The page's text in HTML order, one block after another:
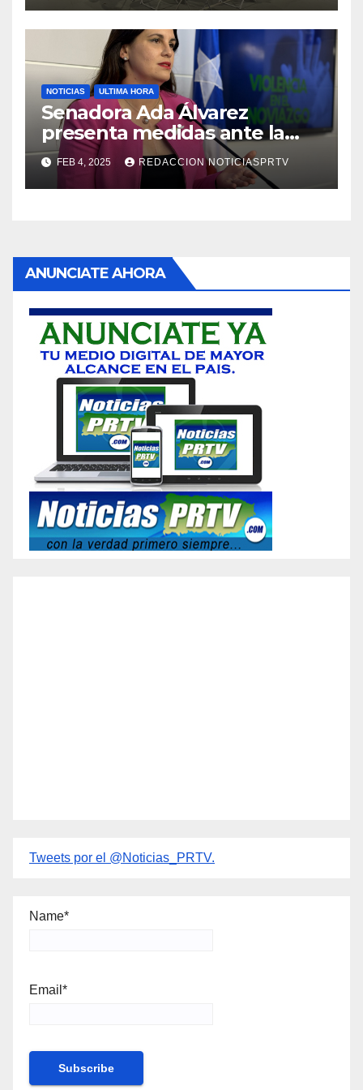
NOTICIAS ULTIMA HORA
Senadora Ada Álvarez
presenta medidas ante la
violencia en el noviazgo
FEB 4, 2025 REDACCION NOTICIASPRTV
ANUNCIATE AHORA
Tweets por el @Noticias_PRTV.
Name*
Email*